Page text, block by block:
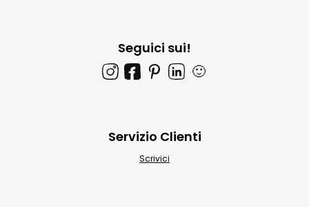
Seguici sui!
🙂
Servizio Clienti
Scrivici